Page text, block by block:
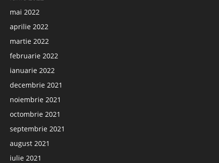
mai 2022
aprilie 2022
martie 2022
februarie 2022
ianuarie 2022
decembrie 2021
noiembrie 2021
octombrie 2021
septembrie 2021
august 2021
iulie 2021